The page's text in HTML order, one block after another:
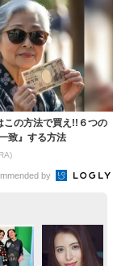
この方法で買え!!６つの
致』する方法
by